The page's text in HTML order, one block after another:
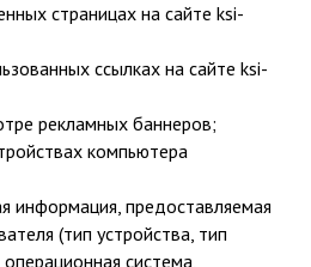
страницах на сайте ksi-
ссылках на сайте ksi-
рекламных баннеров;
компьютера
информация, предоставляемая
(тип устройства, тип
система,